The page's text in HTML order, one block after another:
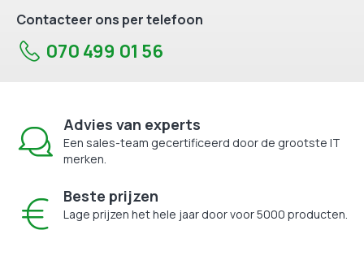
Contacteer ons per telefoon
070 499 01 56
Advies van experts
Een sales-team gecertificeerd door de grootste IT
merken.
Beste prijzen
Lage prijzen het hele jaar door voor 5000 producten.